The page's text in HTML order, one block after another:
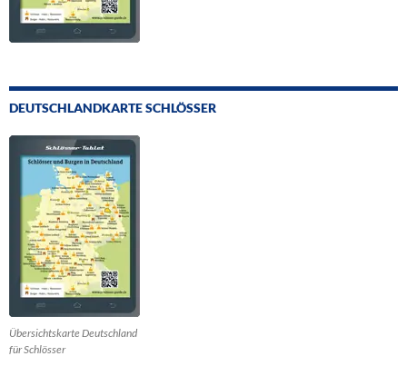
DEUTSCHLANDKARTE SCHLÖSSER
Übersichtskarte Deutschland
für Schlösser